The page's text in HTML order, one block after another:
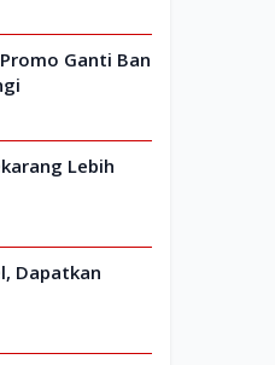
Ganti Ban
Lebih
Dapatkan